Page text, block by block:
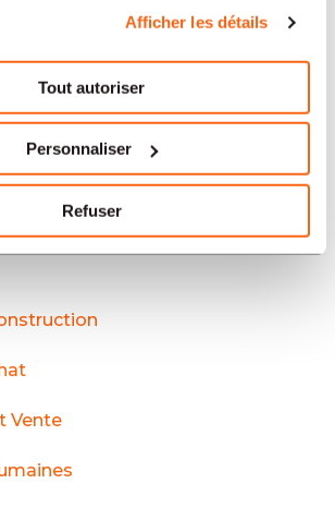
Afficher les détails
Tout autoriser
Personnaliser
Refuser
d’emploi en Suisse
et secrétariat
Vente